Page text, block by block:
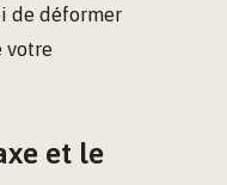
de déformer
votre
et le